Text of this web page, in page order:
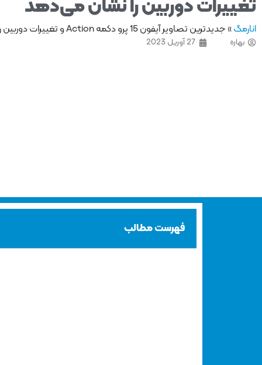
تغییرات دوربین را نشان می‌دهد
انارمگ»جدیدترین تصاویر آیفون 15 پرو دکمه Action و تغییرات دوربین را نشان می‌دهد
بهاره 27 آوریل 2023
فهرست مطالب